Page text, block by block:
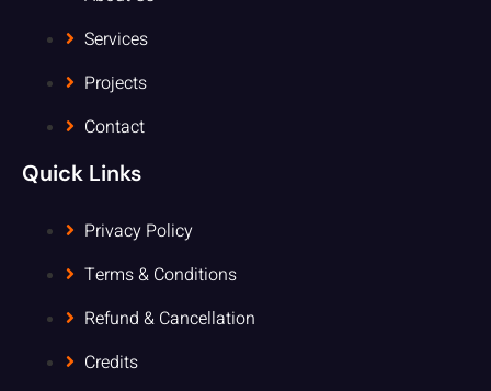
Services
Projects
Contact
Quick Links
Privacy Policy
Terms & Conditions
Refund & Cancellation
Credits